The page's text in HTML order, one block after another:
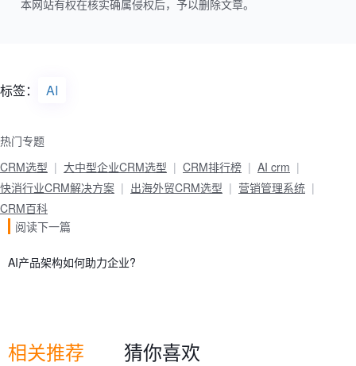
本网站有权在核实确属侵权后，予以删除文章。
标签： AI
热门专题
CRM选型
大中型企业CRM选型 CRM排行榜
AI crm
快消行业CRM解决方案
出海外贸CRM选型
营销管理系统
CRM百科
阅读下一篇
AI产品架构如何助力企业?
相关推荐 猜你喜欢